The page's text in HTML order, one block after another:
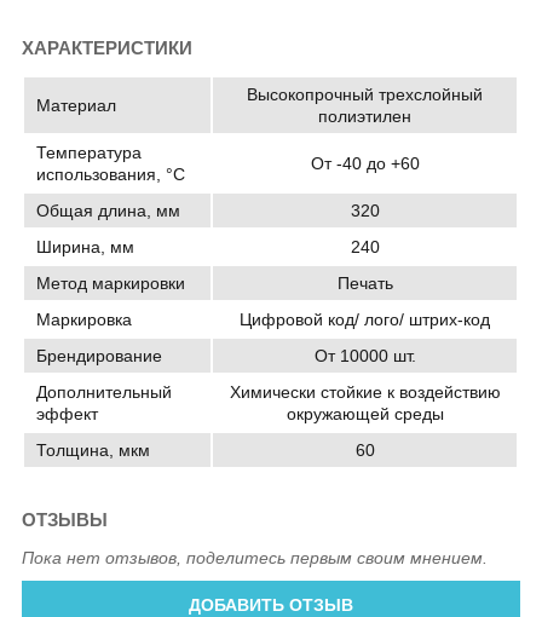
ХАРАКТЕРИСТИКИ
Материал
Высокопрочный трехслойный
полиэтилен
Температура
использования, °C
От -40 до +60
Общая длина, мм
320
Ширина, мм
240
Метод маркировки
Печать
Маркировка
Цифровой код/ лого/ штрих-код
Брендирование
От 10000 шт.
Дополнительный
эффект
Химически стойкие к воздействию
окружающей среды
Толщина, мкм
60
ОТЗЫВЫ
Пока нет отзывов, поделитесь первым своим мнением.
ДОБАВИТЬ ОТЗЫВ